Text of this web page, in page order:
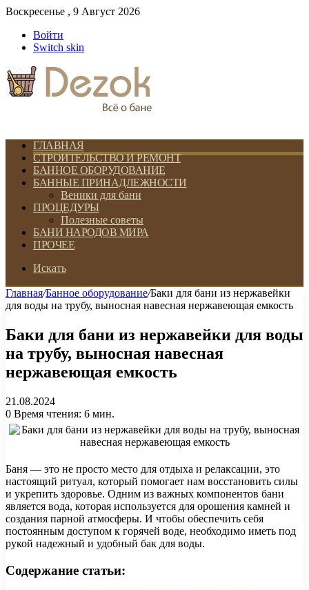
Воскресенье , 9 Август 2026
Войти
Switch skin
ГЛАВНАЯ
СТРОИТЕЛЬСТВО И РЕМОНТ
БАННОЕ ОБОРУДОВАНИЕ
БАННЫЕ ПРИНАДЛЕЖНОСТИ
Веники для бани
ПРОЦЕДУРЫ
Полезные советы
БАНИ НАРОДОВ МИРА
ПРОЧЕЕ
Искать
Главная/Банное оборудование/Баки для бани из нержавейки
для воды на трубу, выносная навесная нержавеющая емкость
Баки для бани из нержавейки для воды
на трубу, выносная навесная
нержавеющая емкость
21.08.2024
0 Время чтения: 6 мин.
Баня — это не просто место для отдыха и релаксации, это
настоящий ритуал, который помогает нам восстановить силы
и укрепить здоровье. Одним из важных компонентов бани
является вода, которая используется для орошения камней и
создания парной атмосферы. И чтобы обеспечить себя
постоянным доступом к горячей воде, необходимо иметь под
рукой надежный и удобный бак для воды.
Содержание статьи: